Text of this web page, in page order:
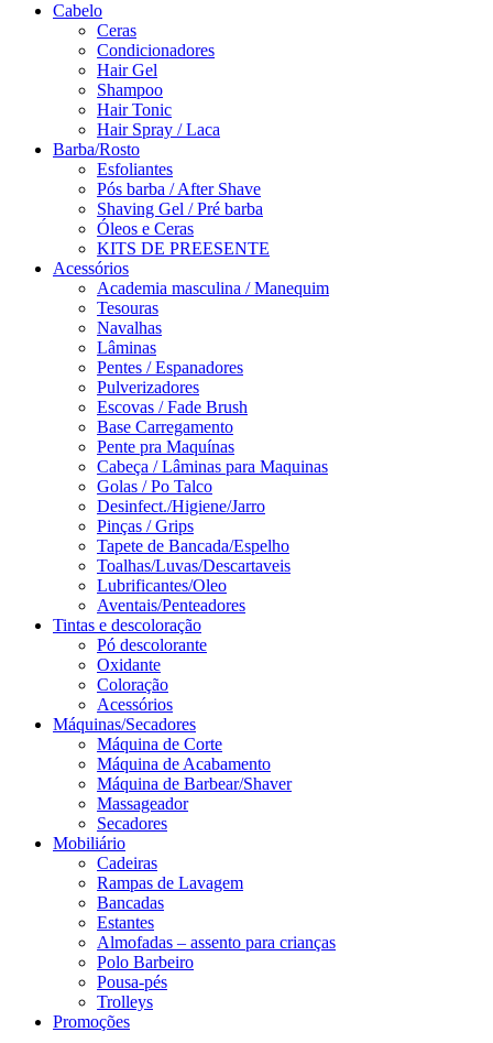
Cabelo
Ceras
Condicionadores
Hair Gel
Shampoo
Hair Tonic
Hair Spray / Laca
Barba/Rosto
Esfoliantes
Pós barba / After Shave
Shaving Gel / Pré barba
Óleos e Ceras
KITS DE PREESENTE
Acessórios
Academia masculina / Manequim
Tesouras
Navalhas
Lâminas
Pentes / Espanadores
Pulverizadores
Escovas / Fade Brush
Base Carregamento
Pente pra Maquínas
Cabeça / Lâminas para Maquinas
Golas / Po Talco
Desinfect./Higiene/Jarro
Pinças / Grips
Tapete de Bancada/Espelho
Toalhas/Luvas/Descartaveis
Lubrificantes/Oleo
Aventais/Penteadores
Tintas e descoloração
Pó descolorante
Oxidante
Coloração
Acessórios
Máquinas/Secadores
Máquina de Corte
Máquina de Acabamento
Máquina de Barbear/Shaver
Massageador
Secadores
Mobiliário
Cadeiras
Rampas de Lavagem
Bancadas
Estantes
Almofadas – assento para crianças
Polo Barbeiro
Pousa-pés
Trolleys
Promoções